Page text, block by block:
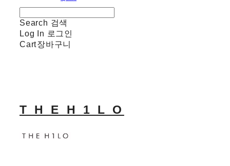
Search 검색
Log In 로그인
Cart장바구니
T H E H 1 L O